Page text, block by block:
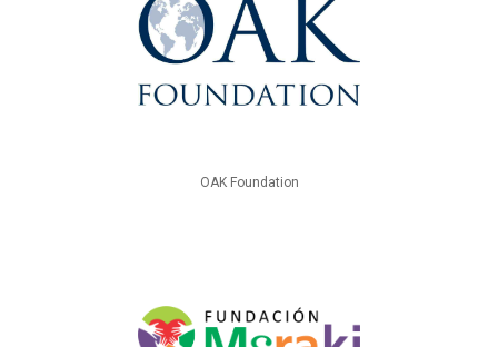
OAK Foundation